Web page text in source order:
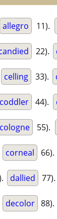
allegro 11).
22).
celling 33).
coddler 44).
cologne 55).
corneal 66).
dallied 77).
decolor 88).